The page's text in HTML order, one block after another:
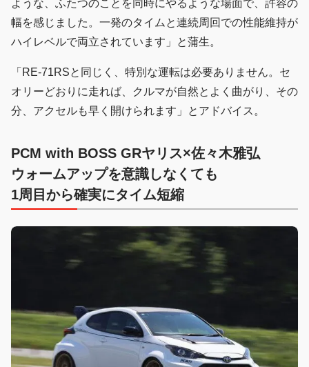
ような、ふたつのことを同時にやるような場面で、許容の
幅を感じました。一発のタイムと連続周回での性能維持が
ハイレベルで両立されています」と蒲生。
「RE-71RSと同じく、特別な運転は必要ありません。セ
オリーどおりに走れば、クルマが自然とよく曲がり、その
分、アクセルも早く開けられます」とアドバイス。
PCM with BOSS GRヤリス×佐々木雅弘
ウォームアップを意識しなくても
1周目から確実にタイム短縮